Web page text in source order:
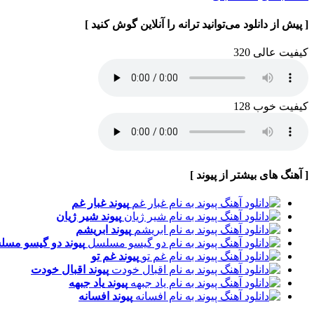
[ پیش از دانلود می‌توانید ترانه را آنلاین گوش کنید ]
کیفیت عالی 320
کیفیت خوب 128
[ آهنگ های بیشتر از پیوند ]
پیوندغبار غم
پیوند شیر ژیان
پیوند ابریشم
پیوند دو گیسو
پیوندغم تو
پیوند اقبال خودت
پیوند یاد جبهه
پیوند افسانه